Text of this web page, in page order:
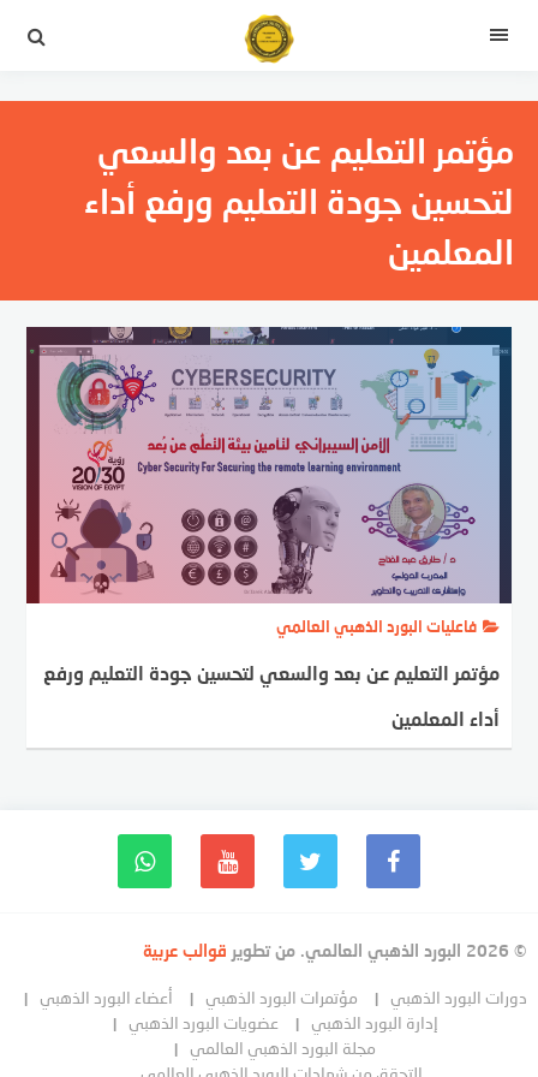
مؤتمر التعليم عن بعد والسعي
لتحسين جودة التعليم ورفع أداء
المعلمين
فاعليات البورد الذهبي العالمي
مؤتمر التعليم عن بعد والسعي لتحسين جودة التعليم ورفع
أداء المعلمين
© 2026 البورد الذهبي العالمي. من تطوير قوالب عربية
دورات البورد الذهبي مؤتمرات البورد الذهبي
أعضاء البورد الذهبي
إدارة البورد الذهبي
عضويات البورد الذهبي
مجلة البورد الذهبي العالمي
التحقق من شهادات البورد الذهبي العالمي